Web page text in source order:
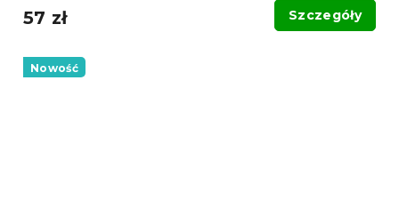
57 zł Szczegóły
Nowość